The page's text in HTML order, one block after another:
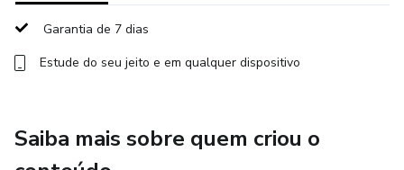
Curvaturas
Garantia de 7 dias
Estude do seu jeito e em qualquer dispositivo
Saiba mais sobre quem criou o